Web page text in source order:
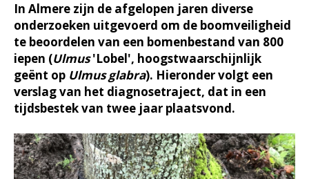
In Almere zijn de afgelopen jaren diverse
onderzoeken uitgevoerd om de boomveiligheid
te beoordelen van een bomenbestand van 800
iepen (Ulmus'Lobel', hoogstwaarschijnlijk
geënt op Ulmus glabra). Hieronder volgt een
verslag van het diagnosetraject, dat in een
tijdsbestek van twee jaar plaatsvond.